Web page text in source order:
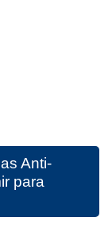
Anti-
para